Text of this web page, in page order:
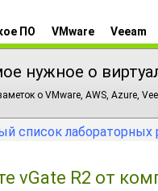
ПО VMware Veeam
нужное о
о VMware, AWS, Azure,
список лабораторных
vGate R2 от